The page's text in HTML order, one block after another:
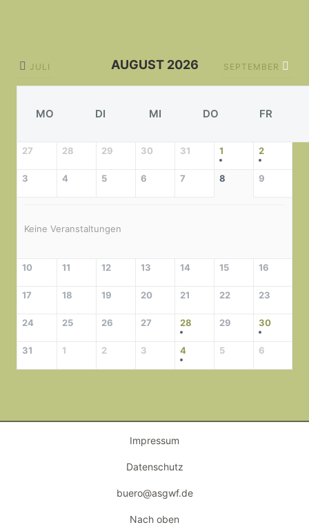
JULI AUGUST 2026 SEPTEMBER
MO DI MI DO FR
27 28 29 30 31 1 2
3 4 5 6 7 8 9
Keine Veranstaltungen
10 11 12 13 14 15 16
17 18 19 20 21 22 23
24 25 26 27 28 29 30
31 1 2 3 4 5 6
Impressum
Datenschutz
buero@asgwf.de
Nach oben